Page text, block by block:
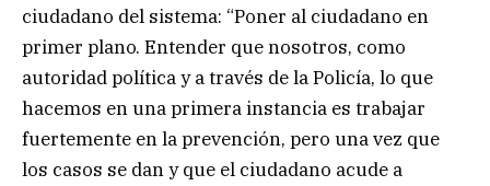
ciudadano del sistema: “Poner al ciudadano en
primer plano. Entender que nosotros, como
autoridad política y a través de la Policía, lo que
hacemos en una primera instancia es trabajar
fuertemente en la prevención, pero una vez que
los casos se dan y que el ciudadano acude a